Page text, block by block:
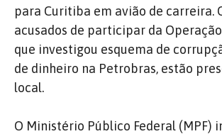
para Curitiba em avião de carreira.
acusados de participar da
que investigou esquema de
de dinheiro na Petrobras, estão
local.
O Ministério Público Federal (MPF)